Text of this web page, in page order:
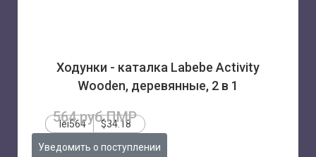
Ходунки - каталка Labebe Activity
Wooden, деревянные, 2 в 1
564 руб.ПМР
lei564 $34.18
Уведомить о поступлении